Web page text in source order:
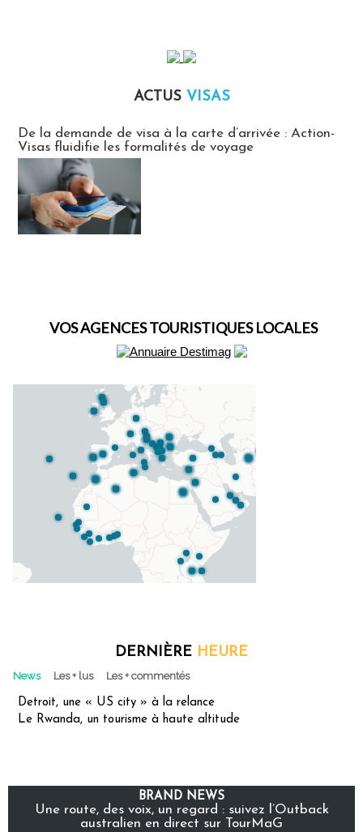
ACTUS VISAS
De la demande de visa à la carte d’arrivée : Action-
Visas fluidifie les formalités de voyage
VOS AGENCES TOURISTIQUES LOCALES
DERNIÈRE HEURE
News Les + lus Les + commentés
Detroit, une « US city » à la relance
Le Rwanda, un tourisme à haute altitude
BRAND NEWS
Une route, des voix, un regard : suivez l’Outback
australien en direct sur TourMaG